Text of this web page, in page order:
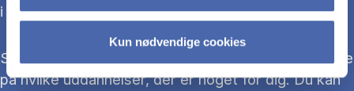
Kun nødvendige cookies
i 2027?
Så kom med til Åbent Hus, hvor du kan blive klogere
på hvilke uddannelser, der er noget for dig. Du kan